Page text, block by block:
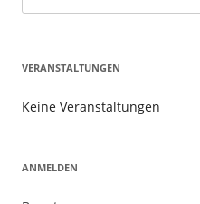
nach:
VERANSTALTUNGEN
Keine Veranstaltungen
ANMELDEN